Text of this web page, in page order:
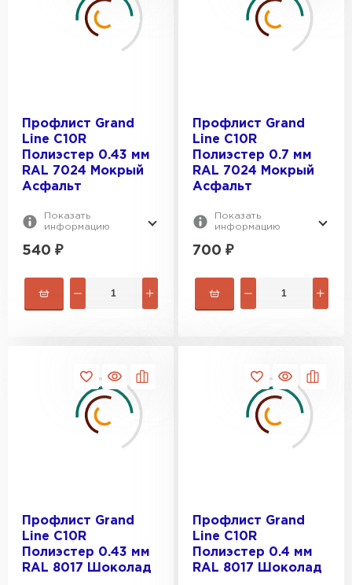
Профлист Grand
Line С10R
Полиэстер 0.43 мм
RAL 7024 Мокрый
Асфальт
Показать
информацию
540 ₽
Профлист Grand
Line С10R
Полиэстер 0.7 мм
RAL 7024 Мокрый
Асфальт
Показать
информацию
700 ₽
Профлист Grand
Line С10R
Полиэстер 0.43 мм
RAL 8017 Шоколад
Профлист Grand
Line С10R
Полиэстер 0.4 мм
RAL 8017 Шоколад